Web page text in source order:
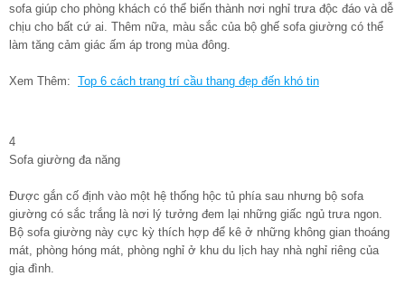
sofa giúp cho phòng khách có thể biến thành nơi nghỉ trưa độc đáo và dễ
chịu cho bất cứ ai. Thêm nữa, màu sắc của bộ ghế sofa giường có thể
làm tăng cảm giác ấm áp trong mùa đông.
Xem Thêm: Top 6 cách trang trí cầu thang đẹp đến khó tin
4
Sofa giường đa năng
Được gắn cố định vào một hệ thống hộc tủ phía sau nhưng bộ sofa
giường có sắc trắng là nơi lý tưởng đem lại những giấc ngủ trưa ngon.
Bộ sofa giường này cực kỳ thích hợp để kê ở những không gian thoáng
mát, phòng hóng mát, phòng nghỉ ở khu du lịch hay nhà nghỉ riêng của
gia đình.